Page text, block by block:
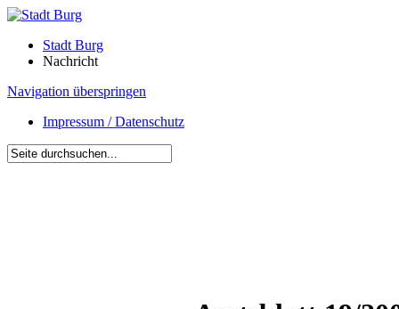
Stadt Burg
Nachricht
Navigation überspringen
Impressum / Datenschutz